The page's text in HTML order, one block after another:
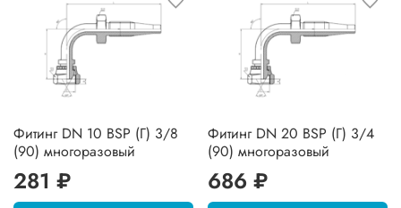
Фитинг DN 10 BSP (Г) 3/8
(90) многоразовый
281 ₽
Фитинг DN 20 BSP (Г) 3/4
(90) многоразовый
686 ₽